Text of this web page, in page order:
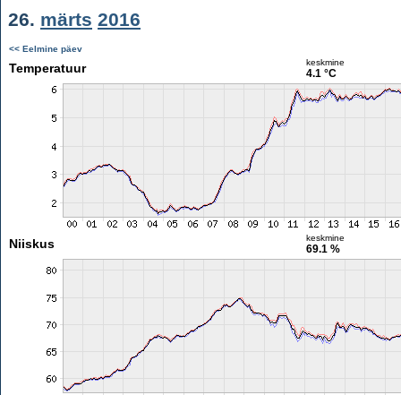
26. märts 2016
<< Eelmine päev
Temperatuur keskmine
4.1 °C
Niiskus keskmine
69.1 %